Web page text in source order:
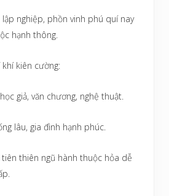
nghiệp, phồn vinh phú quí nay
hạnh thông.
kiên cường:
giả, văn chương, nghệ thuật.
lâu, gia đình hạnh phúc.
thiên ngũ hành thuộc hỏa dễ